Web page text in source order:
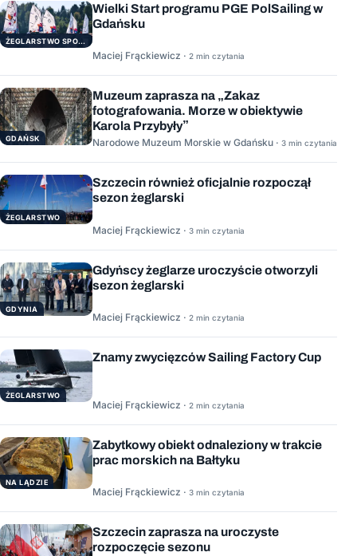
ŻEGLARSTWO SPORTOWE
Wielki Start programu PGE PolSailing w
Gdańsku
Maciej Frąckiewicz · 2 min czytania
GDAŃSK
Muzeum zaprasza na „Zakaz
fotografowania. Morze w obiektywie
Karola Przybyły”
Narodowe Muzeum Morskie w Gdańsku · 3 min czytania
ŻEGLARSTWO
Szczecin również oficjalnie rozpoczął
sezon żeglarski
Maciej Frąckiewicz · 3 min czytania
GDYNIA
Gdyńscy żeglarze uroczyście otworzyli
sezon żeglarski
Maciej Frąckiewicz · 2 min czytania
ŻEGLARSTWO
Znamy zwycięzców Sailing Factory Cup
Maciej Frąckiewicz · 2 min czytania
NA LĄDZIE
Zabytkowy obiekt odnaleziony w trakcie
prac morskich na Bałtyku
Maciej Frąckiewicz · 3 min czytania
Szczecin zaprasza na uroczyste
rozpoczęcie sezonu